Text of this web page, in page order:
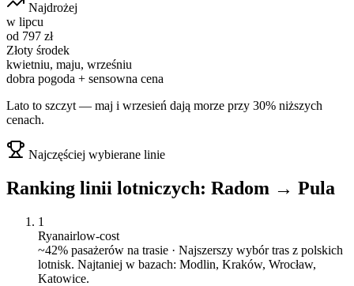
Najdrożej
w lipcu
od 797 zł
Złoty środek
kwietniu, maju, wrześniu
dobra pogoda + sensowna cena
Lato to szczyt — maj i wrzesień dają morze przy 30% niższych
cenach.
Najczęściej wybierane linie
Ranking linii lotniczych: Radom → Pula
1
Ryanairlow-cost
~42% pasażerów na trasie · Najszerszy wybór tras z polskich
lotnisk. Najtaniej w bazach: Modlin, Kraków, Wrocław,
Katowice.